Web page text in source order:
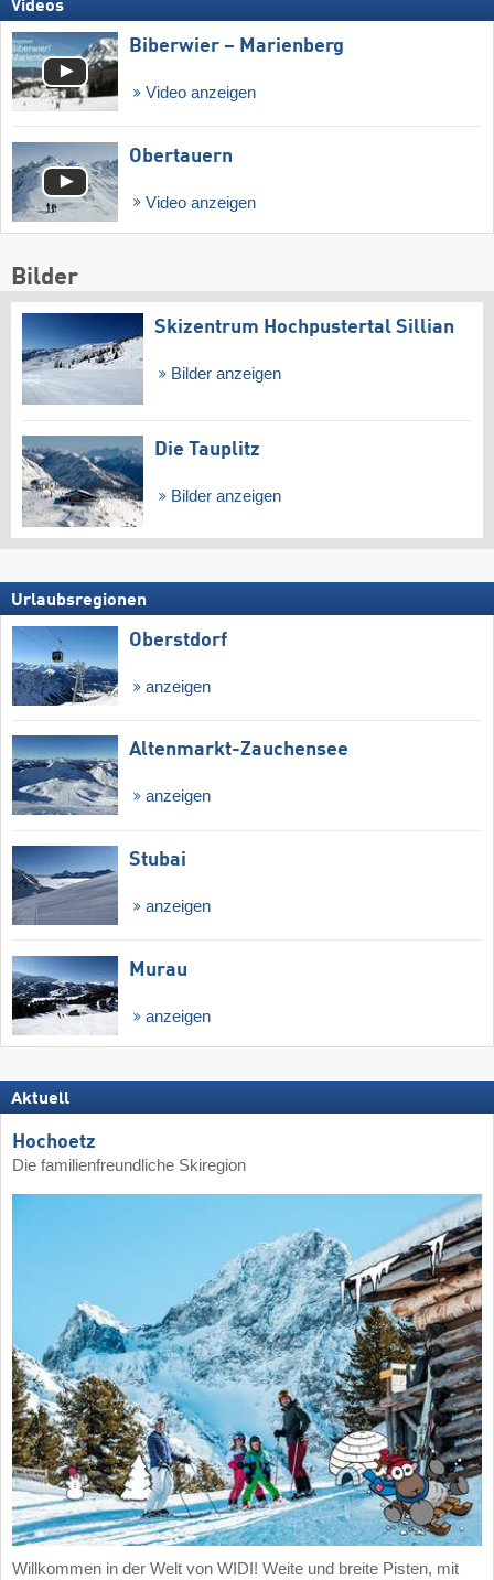
Videos
Biberwier – Marienberg
Video anzeigen
Obertauern
Video anzeigen
Bilder
Skizentrum Hochpustertal Sillian
Bilder anzeigen
Die Tauplitz
Bilder anzeigen
Urlaubsregionen
Oberstdorf
anzeigen
Altenmarkt-Zauchensee
anzeigen
Stubai
anzeigen
Murau
anzeigen
Aktuell
Hochoetz
Die familienfreundliche Skiregion
Willkommen in der Welt von WIDI! Weite und breite Pisten, mit